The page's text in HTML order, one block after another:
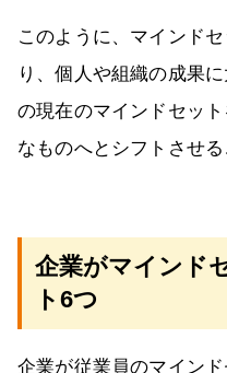
このように、マインド
り、個人や組織の成果
の現在のマインドセッ
なものへとシフトさせる
企業がマインド
ト6つ
企業が従業員のマイン